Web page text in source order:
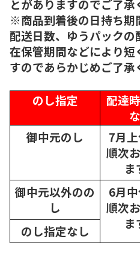
とがありますのでご了承
※商品到着後の日持ち期
配送日数、ゆうパック
在保管期間などにより短
すのであらかじめご了承
のし指定
配達
御中元のし
7月
順次
ま
御中元以外のの
し
6月
順次
ま
のし指定なし